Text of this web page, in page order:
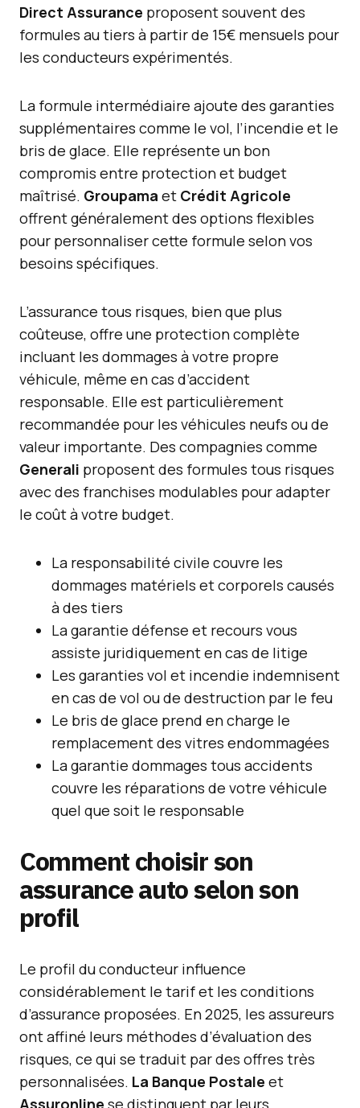
Direct Assurance proposent souvent des
formules au tiers à partir de 15€ mensuels pour
les conducteurs expérimentés.
La formule intermédiaire ajoute des garanties
supplémentaires comme le vol, l’incendie et le
bris de glace. Elle représente un bon
compromis entre protection et budget
maîtrisé. Groupama et Crédit Agricole
offrent généralement des options flexibles
pour personnaliser cette formule selon vos
besoins spécifiques.
L’assurance tous risques, bien que plus
coûteuse, offre une protection complète
incluant les dommages à votre propre
véhicule, même en cas d’accident
responsable. Elle est particulièrement
recommandée pour les véhicules neufs ou de
valeur importante. Des compagnies comme
Generali proposent des formules tous risques
avec des franchises modulables pour adapter
le coût à votre budget.
La responsabilité civile couvre les
dommages matériels et corporels causés
à des tiers
La garantie défense et recours vous
assiste juridiquement en cas de litige
Les garanties vol et incendie indemnisent
en cas de vol ou de destruction par le feu
Le bris de glace prend en charge le
remplacement des vitres endommagées
La garantie dommages tous accidents
couvre les réparations de votre véhicule
quel que soit le responsable
Comment choisir son
assurance auto selon son
profil
Le profil du conducteur influence
considérablement le tarif et les conditions
d’assurance proposées. En 2025, les assureurs
ont affiné leurs méthodes d’évaluation des
risques, ce qui se traduit par des offres très
personnalisées. La Banque Postale et
Assuronline se distinguent par leurs